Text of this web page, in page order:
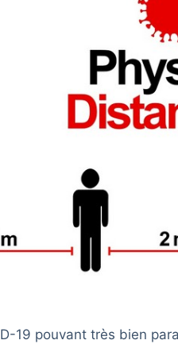
19 pouvant très bien